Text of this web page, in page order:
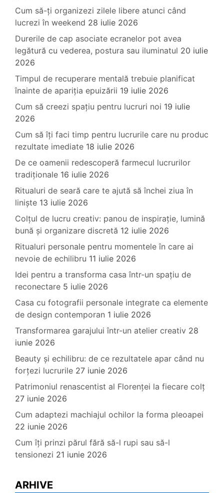
Cum să-ți organizezi zilele libere atunci când
lucrezi în weekend 28 iulie 2026
Durerile de cap asociate ecranelor pot avea
legătură cu vederea, postura sau iluminatul 20 iulie
2026
Timpul de recuperare mentală trebuie planificat
înainte de apariția epuizării 19 iulie 2026
Cum să creezi spațiu pentru lucruri noi 19 iulie
2026
Cum să îți faci timp pentru lucrurile care nu produc
rezultate imediate 18 iulie 2026
De ce oamenii redescoperă farmecul lucrurilor
tradiționale 16 iulie 2026
Ritualuri de seară care te ajută să închei ziua în
liniște 13 iulie 2026
Colțul de lucru creativ: panou de inspirație, lumină
bună și organizare discretă 12 iulie 2026
Ritualuri personale pentru momentele în care ai
nevoie de echilibru 11 iulie 2026
Idei pentru a transforma casa într-un spațiu de
reconectare 5 iulie 2026
Casa cu fotografii personale integrate ca elemente
de design contemporan 1 iulie 2026
Transformarea garajului într-un atelier creativ 28
iunie 2026
Beauty și echilibru: de ce rezultatele apar când nu
forțezi lucrurile 27 iunie 2026
Patrimoniul renascentist al Florenței la fiecare colț
27 iunie 2026
Cum adaptezi machiajul ochilor la forma pleoapei
22 iunie 2026
Cum îți prinzi părul fără să-l rupi sau să-l
tensionezi 21 iunie 2026
ARHIVE